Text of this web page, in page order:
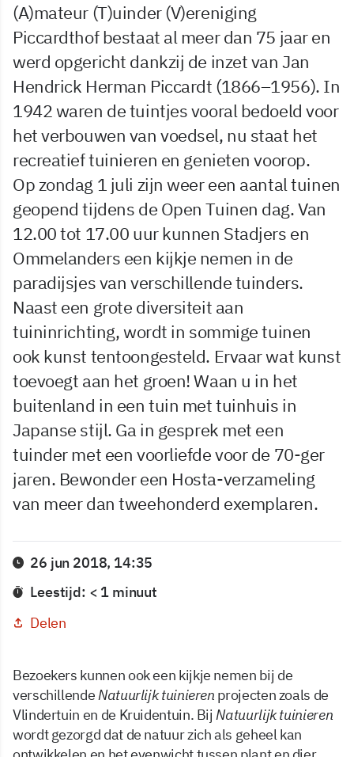
(A)mateur (T)uinder (V)ereniging
Piccardthof bestaat al meer dan 75 jaar en
werd opgericht dankzij de inzet van Jan
Hendrick Herman Piccardt (1866–1956). In
1942 waren de tuintjes vooral bedoeld voor
het verbouwen van voedsel, nu staat het
recreatief tuinieren en genieten voorop.
Op zondag 1 juli zijn weer een aantal tuinen
geopend tijdens de Open Tuinen dag. Van
12.00 tot 17.00 uur kunnen Stadjers en
Ommelanders een kijkje nemen in de
paradijsjes van verschillende tuinders.
Naast een grote diversiteit aan
tuininrichting, wordt in sommige tuinen
ook kunst tentoongesteld. Ervaar wat kunst
toevoegt aan het groen! Waan u in het
buitenland in een tuin met tuinhuis in
Japanse stijl. Ga in gesprek met een
tuinder met een voorliefde voor de 70-ger
jaren. Bewonder een Hosta-verzameling
van meer dan tweehonderd exemplaren.
26 jun 2018, 14:35
Leestijd: < 1 minuut
Delen
Bezoekers kunnen ook een kijkje nemen bij de
verschillendeNatuurlijk tuinieren projecten zoals de
Vlindertuin en de Kruidentuin. BijNatuurlijk tuinieren
wordt gezorgd dat de natuur zich als geheel kan